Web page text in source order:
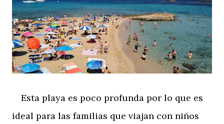
Esta playa es poco profunda por lo que es
ideal para las familias que viajan con niños